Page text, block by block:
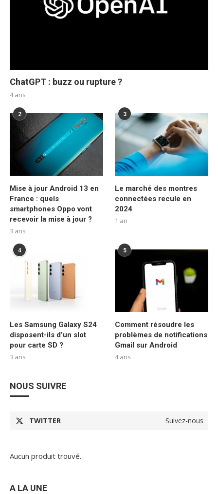
ChatGPT : buzz ou rupture ?
4 ans
2
Mise à jour Android 13 en
France : quels
smartphones Oppo vont
recevoir la mise à jour ?
3 ans
3
Le marché des montres
connectées recule en
2024
1 an
4
Les Samsung Galaxy S24
disposent-ils d’un slot
pour carte SD ?
3 ans
5
Comment résoudre les
problèmes de notifications
Gmail sur Android
4 ans
NOUS SUIVRE
TWITTER Suivez-nous
Aucun produit trouvé.
A LA UNE